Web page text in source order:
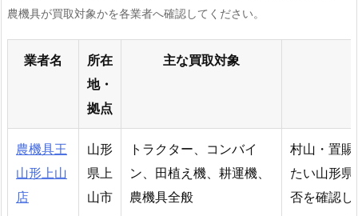
農機具が買取対象かを各業者へ確認してください。
業者名
所在
地・
拠点
主な買取対象
農機具王
山形上山
店
山形
県上
山市
トラクター、コンバイ
ン、田植え機、耕運機、
農機具全般
村山・置賜
たい山形
否を確認し